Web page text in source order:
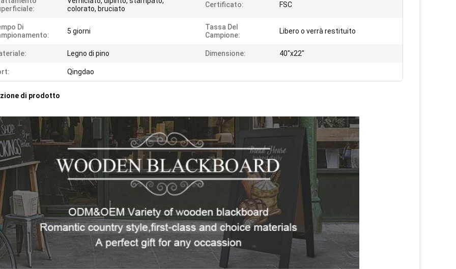
colorato, bruciato
Certificato: FSC
Di
5 giorni
Tassa Del
Campione:
Libero o verrà restituito
Legno di pino Dimensione: 40"x22"
Qingdao
di prodotto